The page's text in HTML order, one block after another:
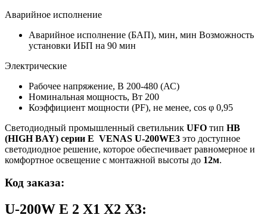
Аварийное исполнение
Аварийное исполнение (БАП), мин, мин Возможность
установки ИБП на 90 мин
Электрические
Рабочее напряжение, В 200-480 (АС)
Номинальная мощность, Вт 200
Коэффициент мощности (PF), не менее, cos φ 0,95
Светодиодный промышленный светильник UFO тип HB
(HIGH BAY) серии E VENAS U-200WE3 это доступное
светодиодное решение, которое обеспечивает равномерное и
комфортное освещение с монтажной высоты до 12м.
Код заказа:
U-200W E 2 X1 X2 X3: